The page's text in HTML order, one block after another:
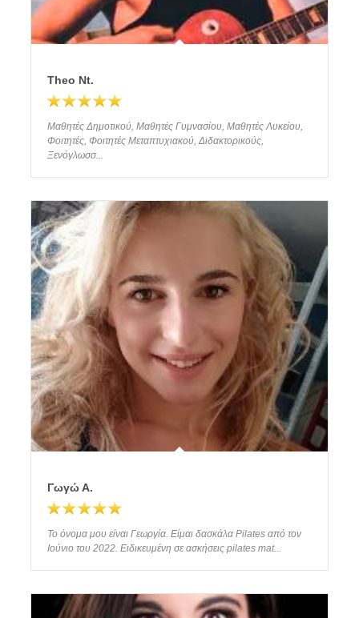
Theo Νt.
Μαθητές Δημοτικού, Μαθητές Γυμνασίου, Μαθητές Λυκείου,
Φοιτητές, Φοιτητές Μεταπτυχιακού, Διδακτορικούς,
Ξενόγλωσσ...
Γωγώ Α.
Το όνομα μου είναι Γεωργία. Είμαι δασκάλα Pilates από τον
Ιούνιο του 2022. Ειδικευμένη σε ασκήσεις pilates mat...